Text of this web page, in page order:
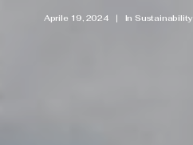
Aprile 19, 2024 | In Sustainability